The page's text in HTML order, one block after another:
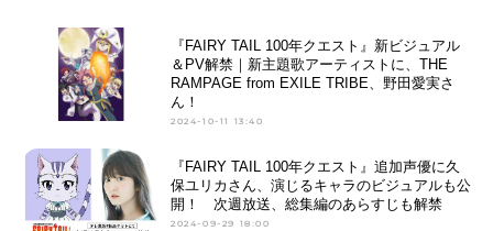
『FAIRY TAIL 100年クエスト』新ビジュアル
＆PV解禁｜新主題歌アーティストに、THE
RAMPAGE from EXILE TRIBE、野田愛実さ
ん！
2024-10-11 13:40
『FAIRY TAIL 100年クエスト』追加声優に久
保ユリカさん、演じるキャラのビジュアルも公
開！ 次週放送、総集編のあらすじも解禁
2024-09-29 18:00